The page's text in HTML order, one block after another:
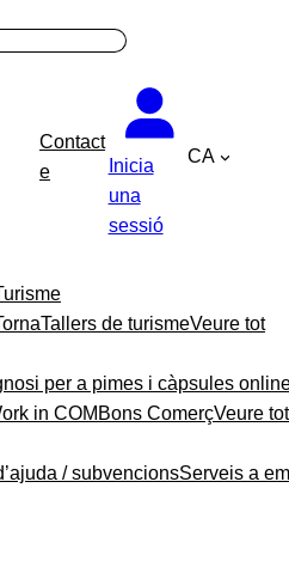
Contact
e
Inicia
una
sessió
CA
Tallers de turismeVeure tot
per a pimes i càpsules
in COM Bons ComerçVeure tot
/ subvencionsServeis a